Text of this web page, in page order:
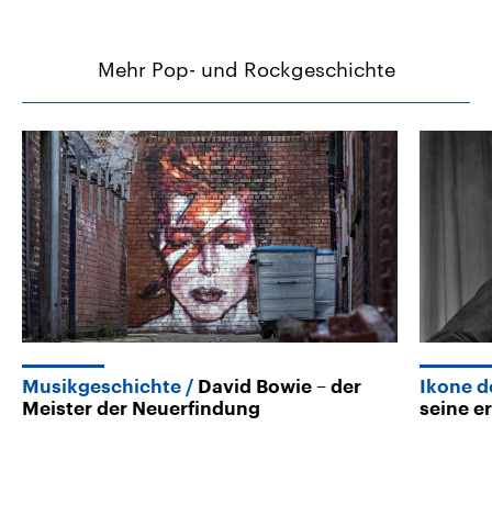
Mehr Pop- und Rockgeschichte
Musikgeschichte
David Bowie – der
Meister der Neuerfindung
Ikone
seine